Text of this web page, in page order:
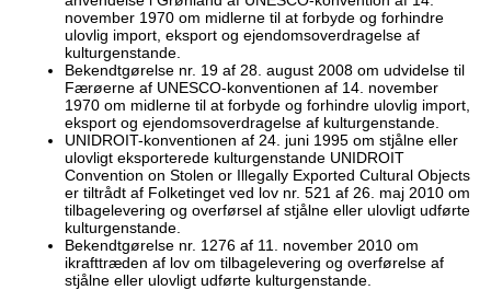
november 1970 om midlerne til at forbyde og forhindre
ulovlig import, eksport og ejendomsoverdragelse af
kulturgenstande.
Bekendtgørelse nr. 19 af 28. august 2008 om udvidelse til
Færøerne af UNESCO-konventionen af 14. november
1970 om midlerne til at forbyde og forhindre ulovlig import,
eksport og ejendomsoverdragelse af kulturgenstande.
UNIDROIT-konventionen af 24. juni 1995 om stjålne eller
ulovligt eksporterede kulturgenstande UNIDROIT
Convention on Stolen or Illegally Exported Cultural Objects
er tiltrådt af Folketinget ved lov nr. 521 af 26. maj 2010 om
tilbagelevering og overførsel af stjålne eller ulovligt udførte
kulturgenstande.
Bekendtgørelse nr. 1276 af 11. november 2010 om
ikrafttræden af lov om tilbagelevering og overførelse af
stjålne eller ulovligt udførte kulturgenstande.